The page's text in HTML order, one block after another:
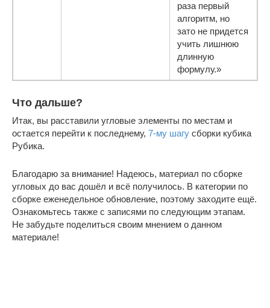
раза первый
алгоритм, но
зато не придется
учить лишнюю
длинную
формулу.»
Что дальше?
Итак, вы расставили угловые элементы по местам и
остается перейти к последнему, 7-му шагу сборки кубика
Рубика.
Благодарю за внимание! Надеюсь, материал по сборке
угловых до вас дошёл и всё получилось. В категории по
сборке еженедельное обновление, поэтому заходите ещё.
Ознакомьтесь также с записями по следующим этапам.
Не забудьте поделиться своим мнением о данном
материале!